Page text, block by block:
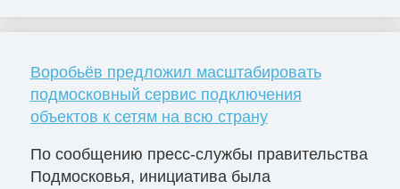
Воробьёв предложил масштабировать
подмосковный сервис подключения
объектов к сетям на всю страну
По сообщению пресс-службы правительства
Подмосковья, инициатива была